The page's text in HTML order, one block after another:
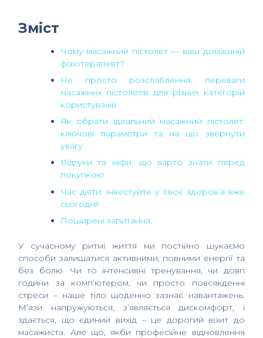
Зміст
Чому масажний пістолет — ваш домашній
фізіотерапевт?
Не просто розслаблення: переваги
масажних пістолетів для різних категорій
користувачів
Як обрати ідеальний масажний пістолет:
ключові параметри та на що звернути
увагу
Відгуки та міфи: що варто знати перед
покупкою
Час діяти: інвестуйте у своє здоров’я вже
сьогодні!
Поширені запитання
У сучасному ритмі життя ми постійно шукаємо
способи залишатися активними, повними енергії та
без болю. Чи то інтенсивні тренування, чи довгі
години за комп’ютером, чи просто повсякденні
стреси – наше тіло щоденно зазнає навантажень.
М’язи напружуються, з’являється дискомфорт, і
здається, що єдиний вихід – це дорогий візит до
масажиста. Але що, якби професійне відновлення